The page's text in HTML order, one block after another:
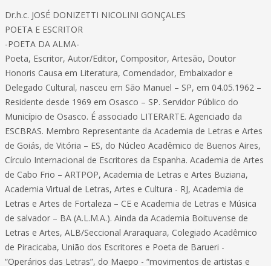
Dr.h.c. JOSÉ DONIZETTI NICOLINI GONÇALES
POETA E ESCRITOR
-POETA DA ALMA-
Poeta, Escritor, Autor/Editor, Compositor, Artesão, Doutor
Honoris Causa em Literatura, Comendador, Embaixador e
Delegado Cultural, nasceu em São Manuel – SP, em 04.05.1962 –
Residente desde 1969 em Osasco – SP. Servidor Público do
Município de Osasco. É associado LITERARTE. Agenciado da
ESCBRAS. Membro Representante da Academia de Letras e Artes
de Goiás, de Vitória – ES, do Núcleo Acadêmico de Buenos Aires,
Círculo Internacional de Escritores da Espanha. Academia de Artes
de Cabo Frio – ARTPOP, Academia de Letras e Artes Buziana,
Academia Virtual de Letras, Artes e Cultura - RJ, Academia de
Letras e Artes de Fortaleza – CE e Academia de Letras e Música
de salvador – BA (A.L.M.A.). Ainda da Academia Boituvense de
Letras e Artes, ALB/Seccional Araraquara, Colegiado Acadêmico
de Piracicaba, União dos Escritores e Poeta de Barueri -
“Operários das Letras”, do Maepo - “movimentos de artistas e